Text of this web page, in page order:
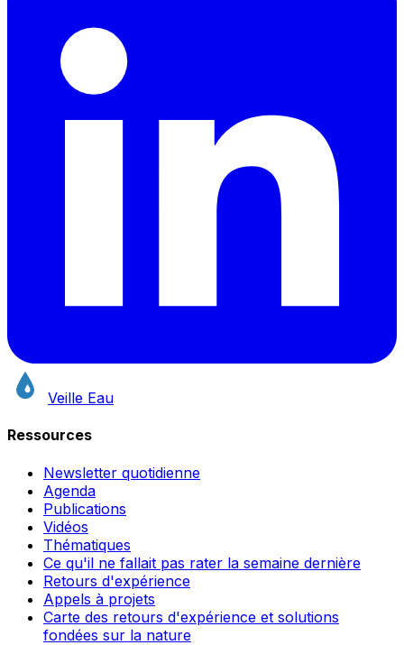
Veille Eau
Ressources
Newsletter quotidienne
Agenda
Publications
Vidéos
Thématiques
Ce qu'il ne fallait pas rater la semaine dernière
Retours d'expérience
Appels à projets
Carte des retours d'expérience et solutions
fondées sur la nature